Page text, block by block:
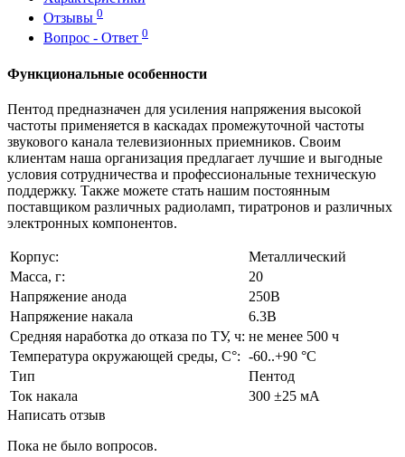
Отзывы 0
Вопрос - Ответ 0
Функциональные особенности
Пентод предназначен для усиления напряжения высокой
частоты применяется в каскадах промежуточной частоты
звукового канала телевизионных приемников. Своим
клиентам наша организация предлагает лучшие и выгодные
условия сотрудничества и профессиональные техническую
поддержку. Также можете стать нашим постоянным
поставщиком различных радиоламп, тиратронов и различных
электронных компонентов.
Корпус:
Металлический
Масса, г:
20
Напряжение анода
250В
Напряжение накала
6.3В
Средняя наработка до отказа по ТУ, ч: не менее 500 ч
Температура окружающей среды, С°: -60..+90 °С
Тип
Пентод
Ток накала
300 ±25 мА
Написать отзыв
Пока не было вопросов.